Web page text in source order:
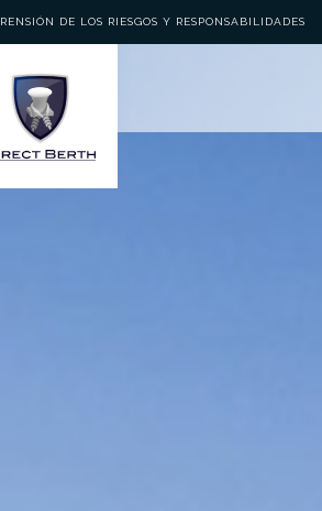
DE LOS RIESGOS Y RESPONSABILIDADES